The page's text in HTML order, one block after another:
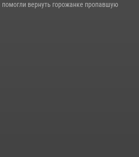
помогли вернуть горожанке пропавшую